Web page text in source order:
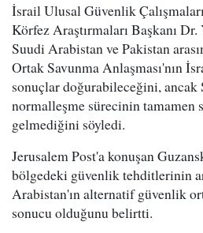
İsrail Ulusal Güvenlik
Körfez Araştırmaları Başkanı
Suudi Arabistan ve Pakistan
Ortak Savunma Anlaşması'nın
sonuçlar doğurabileceğini,
normalleşme sürecinin tamamen
gelmediğini söyledi.
Jerusalem Post'a konuşan
bölgedeki güvenlik tehditlerinin
Arabistan'ın alternatif güvenlik
sonucu olduğunu belirtti.